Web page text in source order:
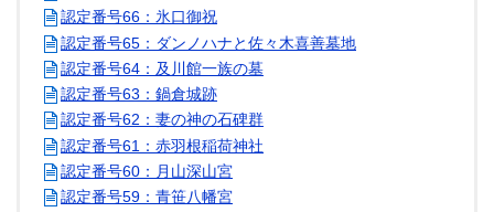
認定番号66：氷口御祝
認定番号65：ダンノハナと佐々木喜善墓地
認定番号64：及川館一族の墓
認定番号63：鍋倉城跡
認定番号62：妻の神の石碑群
認定番号61：赤羽根稲荷神社
認定番号60：月山深山宮
認定番号59：青笹八幡宮